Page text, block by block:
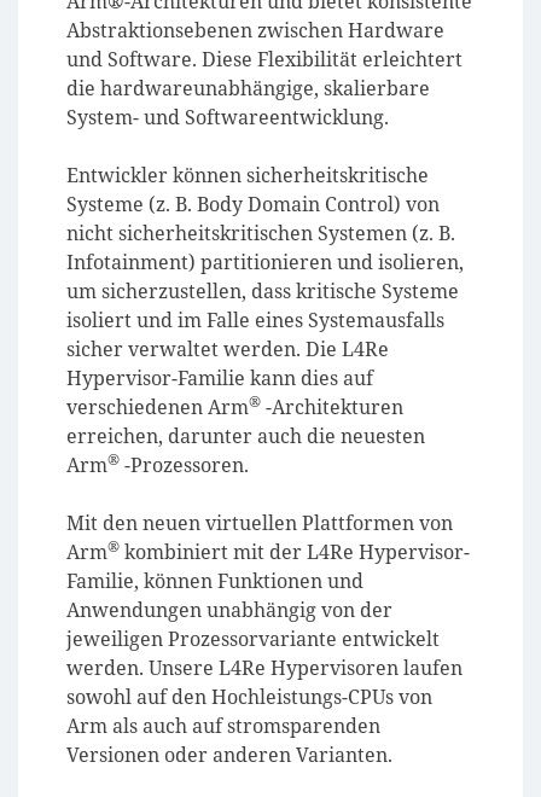
Abstraktionsebenen zwischen Hardware
und Software. Diese Flexibilität erleichtert
die hardwareunabhängige, skalierbare
System- und Softwareentwicklung.
Entwickler können sicherheitskritische
Systeme (z. B. Body Domain Control) von
nicht sicherheitskritischen Systemen (z. B.
Infotainment) partitionieren und isolieren,
um sicherzustellen, dass kritische Systeme
isoliert und im Falle eines Systemausfalls
sicher verwaltet werden. Die L4Re
Hypervisor-Familie kann dies auf
verschiedenen Arm® -Architekturen
erreichen, darunter auch die neuesten
Arm® -Prozessoren.
Mit den neuen virtuellen Plattformen von
Arm® kombiniert mit der L4Re Hypervisor-
Familie, können Funktionen und
Anwendungen unabhängig von der
jeweiligen Prozessorvariante entwickelt
werden. Unsere L4Re Hypervisoren laufen
sowohl auf den Hochleistungs-CPUs von
Arm als auch auf stromsparenden
Versionen oder anderen Varianten.